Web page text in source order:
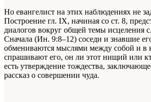
Но евангелист на этих наблюдениях не
Построение гл. IX, начиная со ст. 8,
диалогов вокруг общей темы исцеления
Сначала (Ин. 9:8–12) соседи и знавшие
обмениваются мыслями между собой и в
спрашивают его, он ли этот нищий или
есть утверждение тождества,
рассказ о совершении чуда.